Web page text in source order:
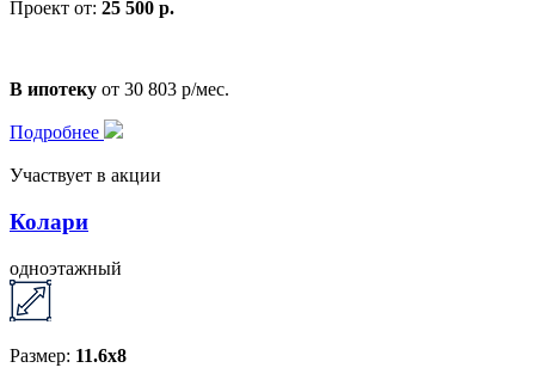
Проект от: 25 500 р.
В ипотеку от 30 803 р/мес.
Подробнее
Участвует в акции
Колари
одноэтажный
Размер: 11.6х8